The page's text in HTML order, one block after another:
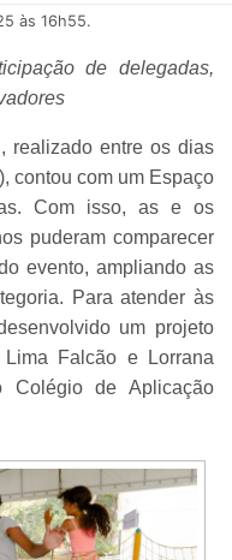
às 16h55.
de delegadas,
realizado entre os dias
contou com um Espaço
Com isso, as e os
puderam comparecer
evento, ampliando as
Para atender às
um projeto
Falcão e Lorrana
Colégio de Aplicação